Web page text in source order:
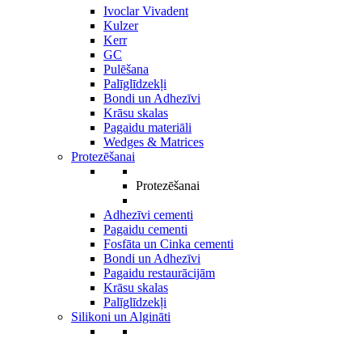
Ivoclar Vivadent
Kulzer
Kerr
GC
Pulēšana
Palīglīdzekļi
Bondi un Adhezīvi
Krāsu skalas
Pagaidu materiāli
Wedges & Matrices
Protezēšanai
Protezēšanai
Adhezīvi cementi
Pagaidu cementi
Fosfāta un Cinka cementi
Bondi un Adhezīvi
Pagaidu restaurācijām
Krāsu skalas
Palīglīdzekļi
Silikoni un Algināti